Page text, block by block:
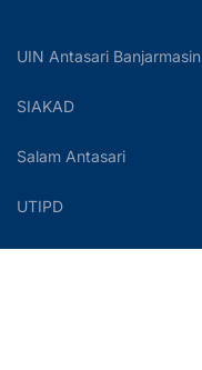
UIN Antasari Banjarmasin
SIAKAD
Salam Antasari
UTIPD